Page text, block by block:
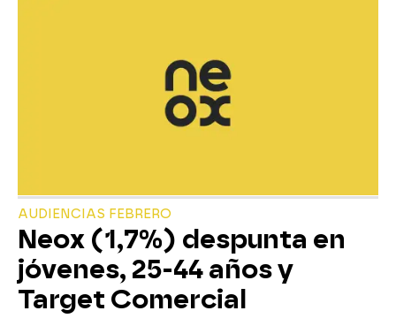
AUDIENCIAS FEBRERO
Neox (1,7%) despunta en
jóvenes, 25-44 años y
Target Comercial